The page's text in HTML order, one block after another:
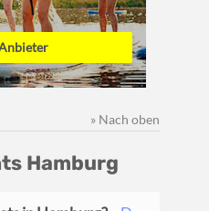
» Nach oben
Hamburg